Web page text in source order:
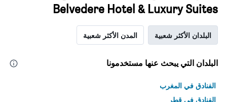
Belvedere Hotel & Luxury Suites
البلدان الأكثر شعبية المدن الأكثر شعبية
البلدان التي يبحث عنها مستخدمونا
الفنادق في المغرب
الفنادق في قطر